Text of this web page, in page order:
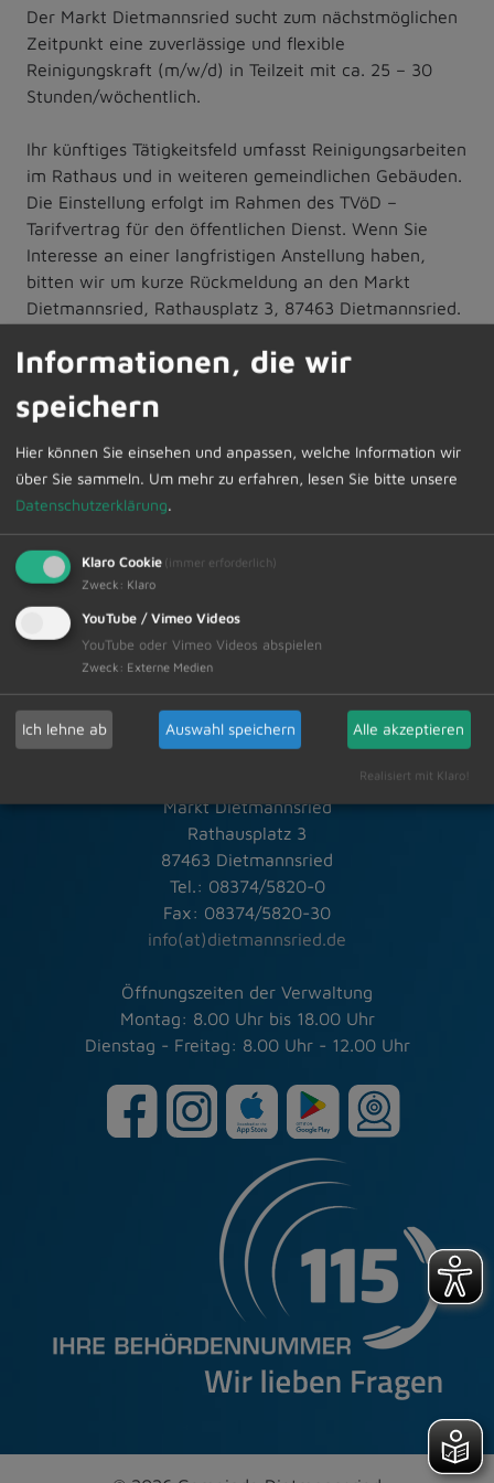
Der Markt Dietmannsried sucht zum nächstmöglichen
Zeitpunkt eine zuverlässige und flexible
Reinigungskraft (m/w/d) in Teilzeit mit ca. 25 – 30
Stunden/wöchentlich.
Ihr künftiges Tätigkeitsfeld umfasst Reinigungsarbeiten
im Rathaus und in weiteren gemeindlichen Gebäuden.
Die Einstellung erfolgt im Rahmen des TVöD –
Tarifvertrag für den öffentlichen Dienst. Wenn Sie
Interesse an einer langfristigen Anstellung haben,
bitten wir um kurze Rückmeldung an den Markt
Dietmannsried, Rathausplatz 3, 87463 Dietmannsried.
sekretariat@dietmannsried.de senden. Für weitere
Personalleiter, Herr Christian Götsch, Tel.
Zur Übersicht
28.03.2024 Amtliche Bekanntmachungen
Schneller Kontakt bei allen Fragen
Markt Dietmannsried
Rathausplatz 3
87463 Dietmannsried
Tel.: 08374/5820-0
Fax: 08374/5820-30
info(at)dietmannsried.de
Öffnungszeiten der Verwaltung
Montag: 8.00 Uhr bis 18.00 Uhr
Dienstag - Freitag: 8.00 Uhr - 12.00 Uhr
Informationen, die wir
speichern
Hier können Sie einsehen und anpassen, welche Information wir
über Sie sammeln. Um mehr zu erfahren, lesen Sie bitte unsere
Datenschutzerklärung.
Klaro Cookie (immer erforderlich)
Zweck : Klaro
YouTube / Vimeo Videos
YouTube oder Vimeo Videos abspielen
Zweck : Externe Medien
Ich lehne ab Auswahl speichern Alle akzeptieren
Realisiert mit Klaro!